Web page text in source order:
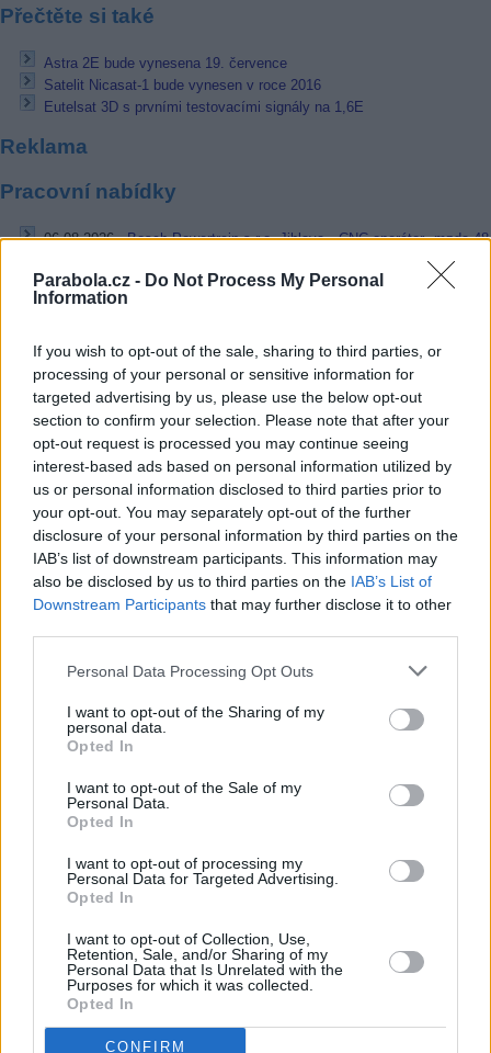
Parabola.cz - Do Not Process My Personal
Information
If you wish to opt-out of the sale, sharing to third parties, or
processing of your personal or sensitive information for
targeted advertising by us, please use the below opt-out
section to confirm your selection. Please note that after your
opt-out request is processed you may continue seeing
interest-based ads based on personal information utilized by
us or personal information disclosed to third parties prior to
your opt-out. You may separately opt-out of the further
disclosure of your personal information by third parties on the
IAB’s list of downstream participants. This information may
also be disclosed by us to third parties on the IAB’s List of
Downstream Participants that may further disclose it to other
Personal Data Processing Opt Outs
I want to opt-out of the Sharing of my
personal data.
Opted In
I want to opt-out of the Sale of my
Personal Data.
Opted In
I want to opt-out of processing my
Personal Data for Targeted Advertising.
Opted In
I want to opt-out of Collection, Use,
Retention, Sale, and/or Sharing of my
Personal Data that Is Unrelated with the
Purposes for which it was collected.
Opted In
CONFIRM
Přečtěte si také
Astra 2E bude vynesena 19. července
Satelit Nicasat-1 bude vynesen v roce 2016
Eutelsat 3D s prvními testovacími signály na 1,6E
Reklama
Pracovní nabídky
06.08.2026 -Bosch Powertrain s.r.o. Jihlava • CNC operátor• mzda
Jihlava)
06.08.2026 - Bosch Powertrain s.r.o. • montážní dělník • mzda 44.700
týdenní zálohy na mzdu 2.000 Kč (Jihlava, okres Jihlava)
48.400 Kč • náborový bonus 50.000 Kč • ubytování (Jihlava, okres
06.08.2026 - Bosch Powertrain s.r.o. Jihlava • střídač • mzda 48.400
příspěvek na ubytování (Jihlava, okres Jihlava)
06.08.2026 -Bosch Powertrain s.r.o. • seřizování strojů • mzda
náborový bonus 100.000 Kč • ubytování (Jihlava, okres Jihlava)
... další nabídky zaměstnání
Vybrané články
Prima sport - co nabídne v prvním
vysílacím týdnu
Kdy a kde bude Prima sport k
Dovolená u moře•Bazény